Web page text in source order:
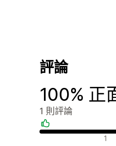
評論
100% 正
1 則評論
正面評論 1